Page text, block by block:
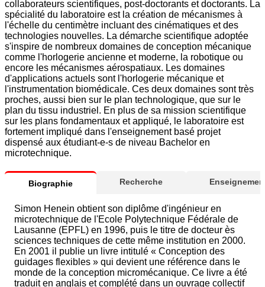
collaborateurs scientifiques, post-doctorants et doctorants. La
spécialité du laboratoire est la création de mécanismes à
l'échelle du centimètre incluant des cinématiques et des
technologies nouvelles. La démarche scientifique adoptée
s'inspire de nombreux domaines de conception mécanique
comme l'horlogerie ancienne et moderne, la robotique ou
encore les mécanismes aérospatiaux. Les domaines
d'applications actuels sont l'horlogerie mécanique et
l'instrumentation biomédicale. Ces deux domaines sont très
proches, aussi bien sur le plan technologique, que sur le
plan du tissu industriel. En plus de sa mission scientifique
sur les plans fondamentaux et appliqué, le laboratoire est
fortement impliqué dans l'enseignement basé projet
dispensé aux étudiant-e-s de niveau Bachelor en
microtechnique.
Biographie Recherche
Simon Henein obtient son diplôme d'ingénieur en
microtechnique de l'Ecole Polytechnique Fédérale de
Lausanne (EPFL) en 1996, puis le titre de docteur ès
sciences techniques de cette même institution en 2000.
En 2001 il publie un livre intitulé « Conception des
guidages flexibles » qui devient une référence dans le
monde de la conception micromécanique. Ce livre a été
traduit en anglais et complété dans un ouvrage collectif